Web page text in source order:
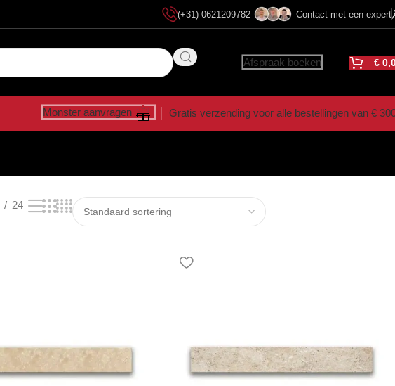
(+31) 0621209782 Contact met een expert
Afspraak boeken €
Monster aanvragen Gratis verzending voor alle bestellingen van €
24